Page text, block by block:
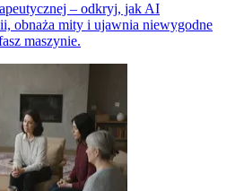
– odkryj, jak AI
obnaża mity i ujawnia niewygodne
maszynie.